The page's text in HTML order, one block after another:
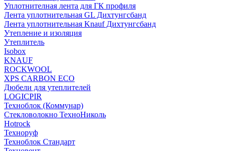
Уплотнителная лента для ГК профиля
Лента уплотнительная GL Дихтунгсбанд
Лента уплотнительная Knauf Дихтунгсбанд
Утепление и изоляция
Утеплитель
Isobox
KNAUF
ROCKWOOL
XPS CARBON ECO
Дюбели для утеплителей
LOGICPIR
Техноблок (Коммунар)
Стекловолокно ТехноНиколь
Hotrock
Технoруф
Техноблок Стандарт